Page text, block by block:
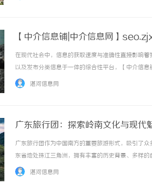
【中介信息铺|中介信息网】
平台
在现代社会中，信息的获取速度与准确性直接影响
以及发布分类信息于一体的综合性平台，【中介信
操作体验，成为众多用户的首选。首先，求职和找
湛河信息网
广东旅行团：探索岭南文化与现代
广东旅行团作为中国南方的重要旅游形式，吸引了
东省地处珠江三角洲，拥有丰富的历史背景、多样
地。首先，广东旅行团的行程通常包括广州、深圳
湛河信息网